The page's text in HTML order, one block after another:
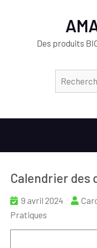
Des produits
Calendrier
9 avril 2024
Pratiques